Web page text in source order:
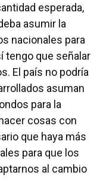
esperada,
asumir la
nacionales para
tengo que señalar
El país no podría
asuman
para la
cosas con
que haya más
para que los
al cambio